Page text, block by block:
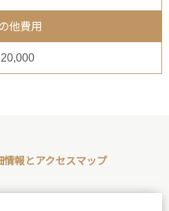
他費用
情報とアクセスマップ